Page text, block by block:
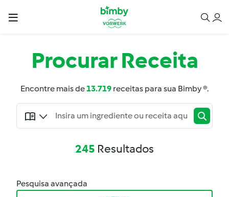
ProcurarReceita
Encontre mais de13.719 receitas para sua Bimby ®.
245 Resultados
Pesquisa avançada